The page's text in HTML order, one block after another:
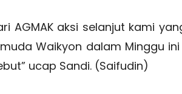
AGMAK aksi selanjut kami
Waikyon dalam Minggu
ucap Sandi. (Saifudin)